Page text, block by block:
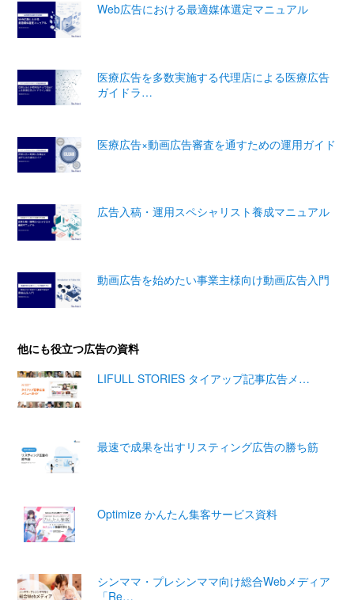
Web広告における最適媒体選定マニュアル
医療広告を多数実施する代理店による医療広告
ガイドラ…
医療広告×動画広告審査を通すための運⽤ガイド
広告入稿・運用スペシャリスト養成マニュアル
動画広告を始めたい事業主様向け動画広告入門
他にも役立つ広告の資料
LIFULL STORIES タイアップ記事広告メ…
最速で成果を出すリスティング広告の勝ち筋
Optimize かんたん集客サービス資料
シンママ・プレシンママ向け総合Webメディア
「Re…